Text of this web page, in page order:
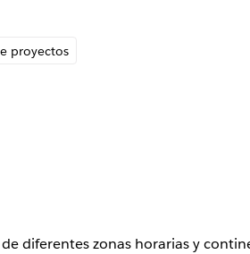
proyectos
diferentes zonas horarias y